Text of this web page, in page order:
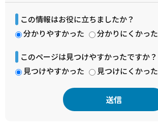
この情報はお役に立ちましたか？
分かりやすかった
分かりにくかった
このページは見つけやすかったですか？
見つけやすかった
見つけにくかった